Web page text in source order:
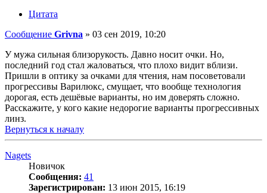
Цитата
Сообщение Grivna » 03 сен 2019, 10:20
У мужа сильная близорукость. Давно носит очки. Но,
последний год стал жаловаться, что плохо видит вблизи.
Пришли в оптику за очками для чтения, нам посоветовали
прогрессивы Варилюкс, смущает, что вообще технология
дорогая, есть дешёвые варианты, но им доверять сложно.
Расскажите, у кого какие недорогие варианты прогрессивных
линз.
Вернуться к началу
Nagets
Новичок
Сообщения: 41
Зарегистрирован: 13 июн 2015, 16:19